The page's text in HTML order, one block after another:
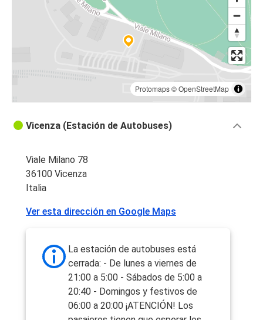
Protomaps©OpenStreetMap
Vicenza (Estación de Autobuses)
Viale Milano 78
36100 Vicenza
Italia
Ver esta dirección en Google Maps
La estación de autobuses está
cerrada: - De lunes a viernes de
21:00 a 5:00 - Sábados de 5:00 a
20:40 - Domingos y festivos de
06:00 a 20:00 ¡ATENCIÓN! Los